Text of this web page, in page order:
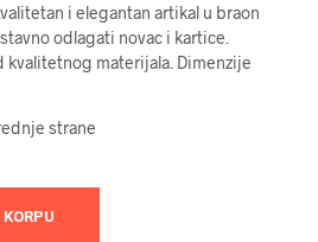
i elegantan artikal u braon
odlagati novac i kartice.
kvalitetnog materijala. Dimenzije
strane